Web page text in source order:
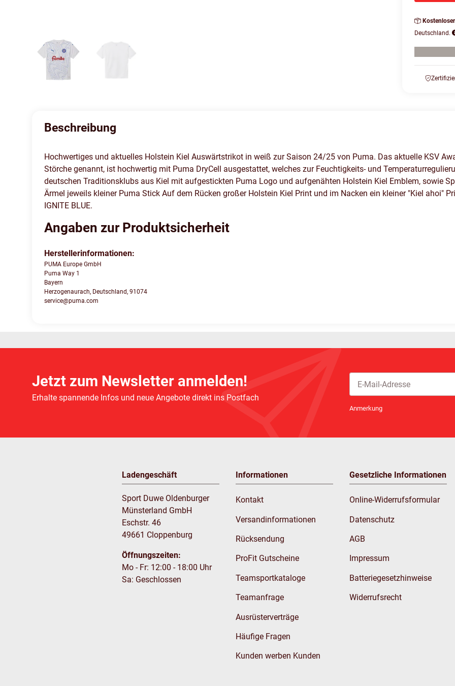
Deutschland.
Beschreibung
Hochwertiges und aktuelles Holstein Kiel Auswärtstrikot in weiß zur Saison 24/25 von Puma. Das aktuelle KSV
Störche genannt, ist hochwertig mit Puma DryCell ausgestattet, welches zur Feuchtigkeits- und
deutschen Traditionsklubs aus Kiel mit aufgestickten Puma Logo und aufgenähten Holstein Kiel Emblem, sowie
Ärmel jeweils kleiner Puma Stick Auf dem Rücken großer Holstein Kiel Print und im Nacken ein kleiner "Kiel ahoi"
IGNITE BLUE.
Angaben zur Produktsicherheit
Herstellerinformationen:
PUMA Europe GmbH
Puma Way 1
Bayern
Herzogenaurach, Deutschland, 91074
service@puma.com
Jetzt zum Newsletter anmelden!
Erhalte spannende Infos und neue Angebote direkt ins Postfach
Anmerkung
Ladengeschäft
Sport Duwe Oldenburger
Münsterland GmbH
Eschstr. 46
49661 Cloppenburg
Öffnungszeiten:
Mo - Fr: 12:00 - 18:00 Uhr
Sa: Geschlossen
Informationen
Kontakt
Versandinformationen
Rücksendung
ProFit Gutscheine
Teamsportkataloge
Teamanfrage
Ausrüsterverträge
Häufige Fragen
Kunden werben Kunden
Gesetzliche Informationen
Online-Widerrufsformular
Datenschutz
AGB
Impressum
Batteriegesetzhinweise
Widerrufsrecht